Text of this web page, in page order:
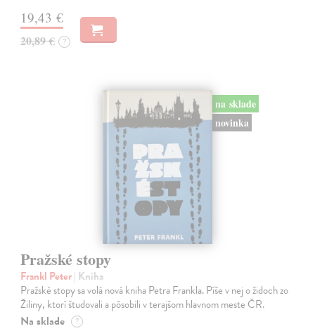
19,43 €
20,89 € ?
na sklade
novinka
Pražské stopy
Frankl Peter| Kniha
Pražské stopy sa volá nová kniha Petra Frankla. Píše v nej o židoch zo
Žiliny, ktorí študovali a pôsobili v terajšom hlavnom meste ČR.
Na sklade ?